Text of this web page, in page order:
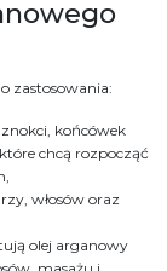
zastosowania:
końcówek
chcą rozpocząć
włosów oraz
olej arganowy